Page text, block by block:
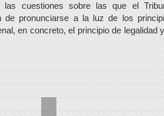
las cuestiones sobre las que el
de pronunciarse a la luz de los
en concreto, el principio de legalidad